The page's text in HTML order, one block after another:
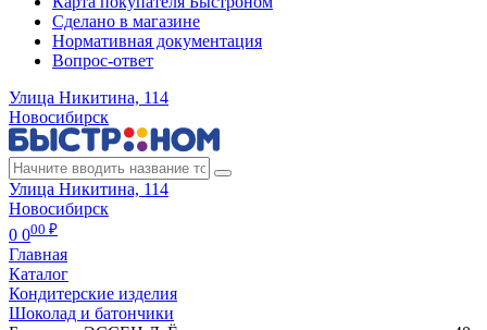
Сделано в магазине
Нормативная документация
Вопрос-ответ
Улица Никитина, 114
Новосибирск
Улица Никитина, 114
Новосибирск
0 000 ₽
Главная
Каталог
Кондитерские изделия
Шоколад и батончики